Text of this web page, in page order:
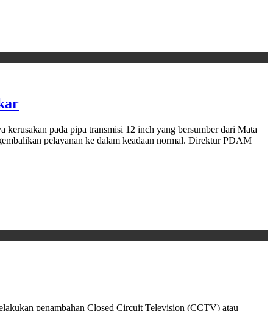
pada pipa transmisi 12 inch yang bersumber dari Mata
pelayanan ke dalam keadaan normal. Direktur PDAM
penambahan Closed Circuit Television (CCTV) atau